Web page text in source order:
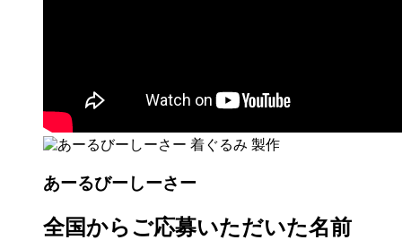
あーるびーしーさー
全国からご応募いただいた名前